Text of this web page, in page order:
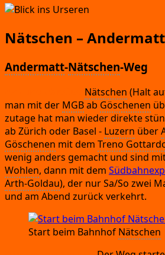
Nätschen – Andermatt
Andermatt-Nätschen-Weg
Nät­schen (Halt
man mit der MGBab Gösche­nen
zu­ta­ge hat man wie­der direk­te
ab Zürich oder Basel - Luzern über
Gösche­nen mit dem Tre­no
wenig anders gemacht und sind
Woh­len, dann mit dem
Arth-Gold­au), der nur Sa/So zwei
und am Abend zurück verkehrt.
Start beim Bahn­hof Nät­schen